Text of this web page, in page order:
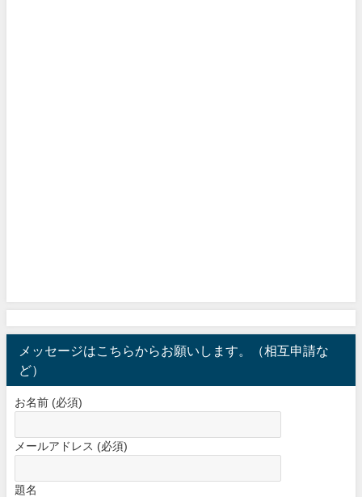
メッセージはこちらからお願いします。（相互申請な
ど）
お名前 (必須)
メールアドレス (必須)
題名